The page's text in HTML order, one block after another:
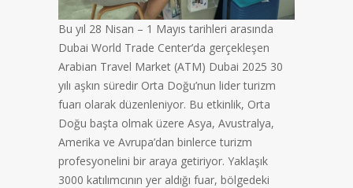
Bu yıl 28 Nisan – 1 Mayıs tarihleri arasında
Dubai World Trade Center’da gerçekleşen
Arabian Travel Market (ATM) Dubai 2025 30
yılı aşkın süredir Orta Doğu’nun lider turizm
fuarı olarak düzenleniyor. Bu etkinlik, Orta
Doğu başta olmak üzere Asya, Avustralya,
Amerika ve Avrupa’dan binlerce turizm
profesyonelini bir araya getiriyor. Yaklaşık
3000 katılımcının yer aldığı fuar, bölgedeki